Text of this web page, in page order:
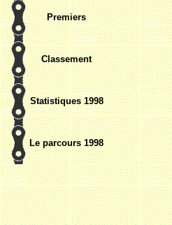
Premiers
Classement
Statistiques 1998
Le parcours 1998